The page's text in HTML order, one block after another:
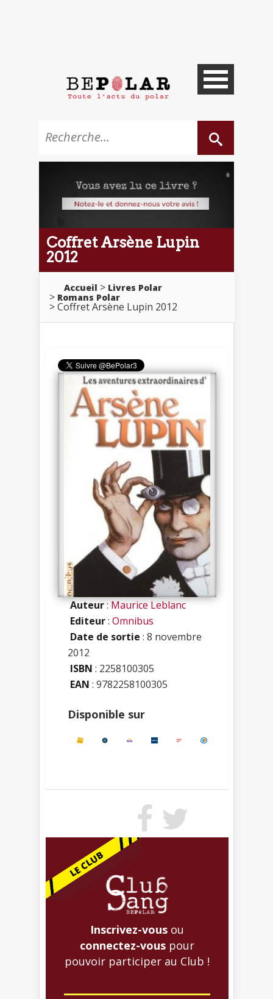
Coffret Arsène Lupin
2012
Accueil
Livres Polar
Romans Polar
Coffret Arsène Lupin 2012
Auteur:Maurice Leblanc
Editeur: Omnibus
Date de sortie : 8 novembre
2012
ISBN : 2258100305
EAN : 9782258100305
Disponible sur
Inscrivez-vous ou
connectez-vous pour
pouvoir participer au Club !